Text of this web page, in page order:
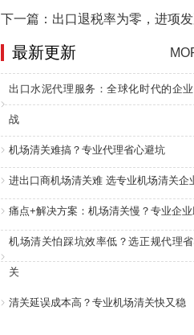
下一篇：出口退税率为零，进项
最新更新
出口水泥代理服务：全球化时代的企
战
机场清关难搞？专业代理省心避坑
进出口商机场清关难 选专业机场清关企
痛点+解决方案：机场清关慢？专业企业
机场清关怕踩坑效率低？选正规代理
关
清关延误成本高？专业机场清关快又稳